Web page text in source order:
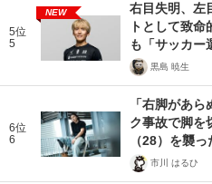
5位
5
NEW
右目失明、左
トとして致
も「サッカー
黒島 暁生
6位
6
「右脚があ
ク事故で脚を
（28）を襲
市川 はるひ